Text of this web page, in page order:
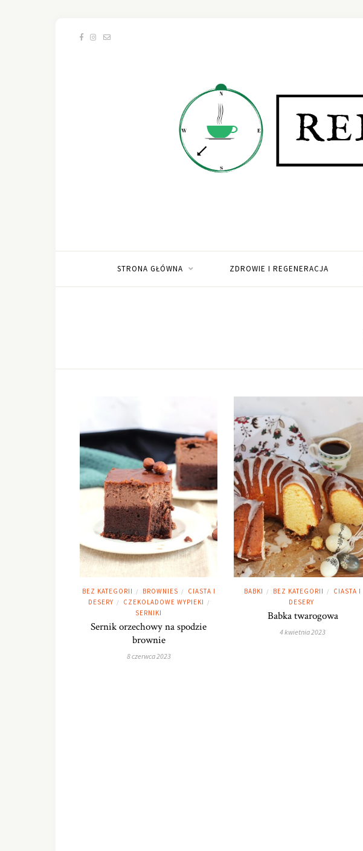
STRONA GŁÓWNA ZDROWIE I REGENERACJA
BEZ KATEGORII / BROWNIES /
CIASTA I
DESERY / CZEKOLADOWE WYPIEKI /
SERNIKI
Sernik orzechowy na spodzie
brownie
8 czerwca 2023
BABKI / BEZ KATEGORII /
CIASTA I
DESERY
Babka twarogowa
4 kwietnia 2023